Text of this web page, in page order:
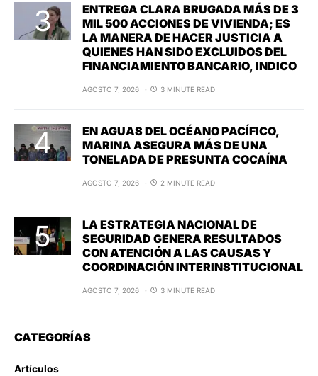
ENTREGA CLARA BRUGADA MÁS DE 3
MIL 500 ACCIONES DE VIVIENDA; ES
LA MANERA DE HACER JUSTICIA A
QUIENES HAN SIDO EXCLUIDOS DEL
FINANCIAMIENTO BANCARIO, INDICO
AGOSTO 7, 2026 3 MINUTE READ
EN AGUAS DEL OCÉANO PACÍFICO,
MARINA ASEGURA MÁS DE UNA
TONELADA DE PRESUNTA COCAÍNA
AGOSTO 7, 2026 2 MINUTE READ
LA ESTRATEGIA NACIONAL DE
SEGURIDAD GENERA RESULTADOS
CON ATENCIÓN A LAS CAUSAS Y
COORDINACIÓN INTERINSTITUCIONAL
AGOSTO 7, 2026 3 MINUTE READ
CATEGORÍAS
Artículos